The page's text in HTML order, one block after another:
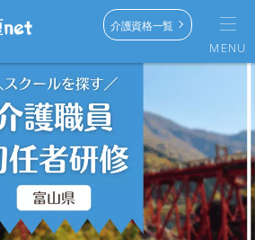
MENU
介護資格一覧